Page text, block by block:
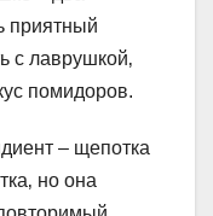
приятный
с лаврушкой‚
помидоров.
– щепотка
но она